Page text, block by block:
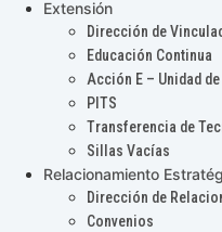
Extensión
Dirección de
Educación Continua
Acción E – Unidad
PITS
Transferencia de
Sillas Vacías
Relacionamiento
Dirección de
Convenios